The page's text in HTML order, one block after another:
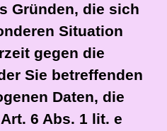
Gründen, die sich
Situation
gegen die
Sie betreffenden
Daten, die
6 Abs. 1 lit. e